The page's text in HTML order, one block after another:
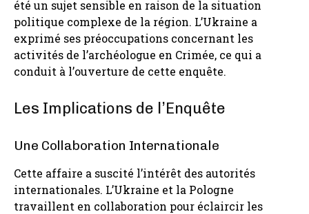
été un sujet sensible en raison de la situation
politique complexe de la région. L’Ukraine a
exprimé ses préoccupations concernant les
activités de l’archéologue en Crimée, ce qui a
conduit à l’ouverture de cette enquête.
Les Implications de l’Enquête
Une Collaboration Internationale
Cette affaire a suscité l’intérêt des autorités
internationales. L’Ukraine et la Pologne
travaillent en collaboration pour éclaircir les